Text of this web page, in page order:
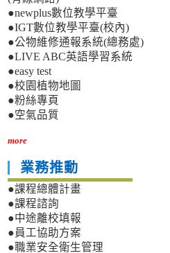
●newplus數位教學平臺
●IGT數位教學平臺(校內)
●公物維修通報系統(總務處)
●LIVE ABC英語學習系統
●easy test
●校園植物地圖
●粉絲專頁
●空氣品質
more
業務推動
●課程總體計畫
●課程諮詢
●中途離校填報
●員工協助方案
●職業安全衛生管理